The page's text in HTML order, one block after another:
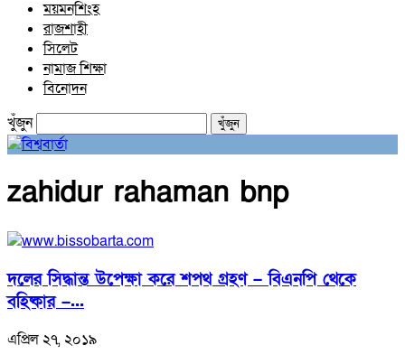
ময়মনশিংহ
রাজশাহী
সিলেট
নামাজ শিক্ষা
বিনোদন
খুঁজুন
zahidur rahaman bnp
দলের সিদ্ধান্ত উপেক্ষা করে শপথ গ্রহণ – বিএনপি থেকে
বহিষ্কার –...
এপ্রিল ২৭, ২০১৯